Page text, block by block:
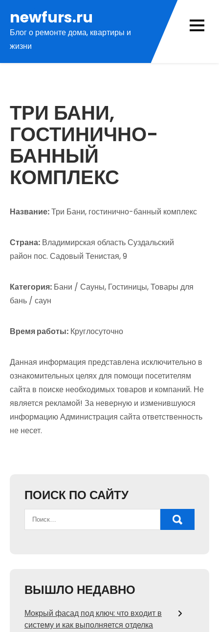
содержимому
newfurs.ru
Блог о ремонте дома, квартиры и
жизни
ТРИ БАНИ,
ГОСТИНИЧНО-
БАННЫЙ
КОМПЛЕКС
Название:Три Бани, гостинично-банный комплекс
Страна: Владимирская область Суздальский
район пос. Садовый Тенистая, 9
Категория: Бани / Сауны, Гостиницы, Товары для
бань / саун
Время работы: Круглосуточно
Данная информация представлена исключительно в
ознакомительных целях для помощи посетителям
сайта в поиске необходимых товаров и компаний. Не
является рекламой! За неверную и изменившуюся
информацию Администрация сайта ответственность
не несет.
ПОИСК ПО САЙТУ
ВЫШЛО НЕДАВНО
Мокрый фасад под ключ: что входит в
систему и как выполняется отделка